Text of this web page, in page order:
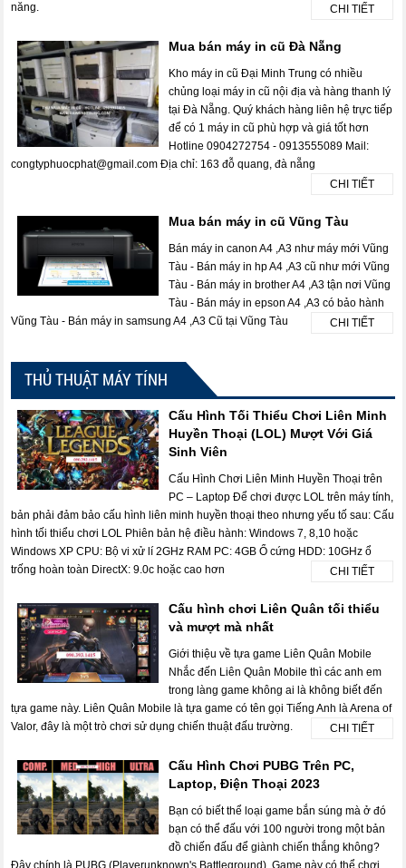
năng.
CHI TIẾT
Mua bán máy in cũ Đà Nẵng
Kho máy in cũ Đại Minh Trung có nhiều
chủng loại máy in cũ nội địa và hàng thanh lý
tại Đà Nẵng. Quý khách hàng liên hệ trực tiếp
để có 1 máy in cũ phù hợp và giá tốt hơn
Hotline 0904272754 - 0913555089 Mail:
congtyphuocphat@gmail.com Địa chỉ: 163 đỗ quang, đà nẵng
CHI TIẾT
Mua bán máy in cũ Vũng Tàu
Bán máy in canon A4 ,A3 như máy mới Vũng
Tàu - Bán máy in hp A4 ,A3 cũ như mới Vũng
Tàu - Bán máy in brother A4 ,A3 tận nơi Vũng
Tàu - Bán máy in epson A4 ,A3 có bảo hành
Vũng Tàu - Bán máy in samsung A4 ,A3 Cũ tại Vũng Tàu
CHI TIẾT
THỦ THUẬT MÁY TÍNH
Cấu Hình Tối Thiểu Chơi Liên Minh
Huyền Thoại (LOL) Mượt Với Giá
Sinh Viên
Cấu Hình Chơi Liên Minh Huyền Thoại trên
PC – Laptop Để chơi được LOL trên máy tính,
bản phải đảm bảo cấu hình liên minh huyền thoại theo nhưng yếu tố sau: Cấu
hình tối thiểu chơi LOL Phiên bản hệ điều hành: Windows 7, 8,10 hoặc
Windows XP CPU: Bộ vi xử lí 2GHz RAM PC: 4GB Ổ cứng HDD: 10GHz ổ
trống hoàn toàn DirectX: 9.0c hoặc cao hơn
CHI TIẾT
Cấu hình chơi Liên Quân tối thiểu
và mượt mà nhất
Giới thiệu về tựa game Liên Quân Mobile
Nhắc đến Liên Quân Mobile thì các anh em
trong làng game không ai là không biết đến
tựa game này. Liên Quân Mobile là tựa game có tên gọi Tiếng Anh là Arena of
Valor, đây là một trò chơi sử dụng chiến thuật đấu trường.
CHI TIẾT
Cấu Hình Chơi PUBG Trên PC,
Laptop, Điện Thoại 2023
Bạn có biết thể loại game bắn súng mà ở đó
bạn có thể đấu với 100 người trong một bản
đồ chiến đấu để giành chiến thắng không?
Đây chính là PUBG (Playerunknown's Battleground). Game này có thể chơi